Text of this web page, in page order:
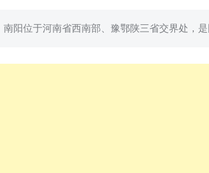
南阳位于河南省西南部、豫鄂陕三省交界处，是